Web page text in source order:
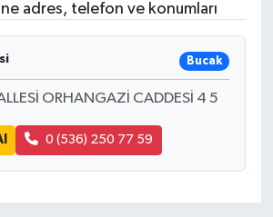
adres, telefon ve konumları
Bucak
ORHANGAZİ CADDESİ 4 5
0 (536) 250 77 59